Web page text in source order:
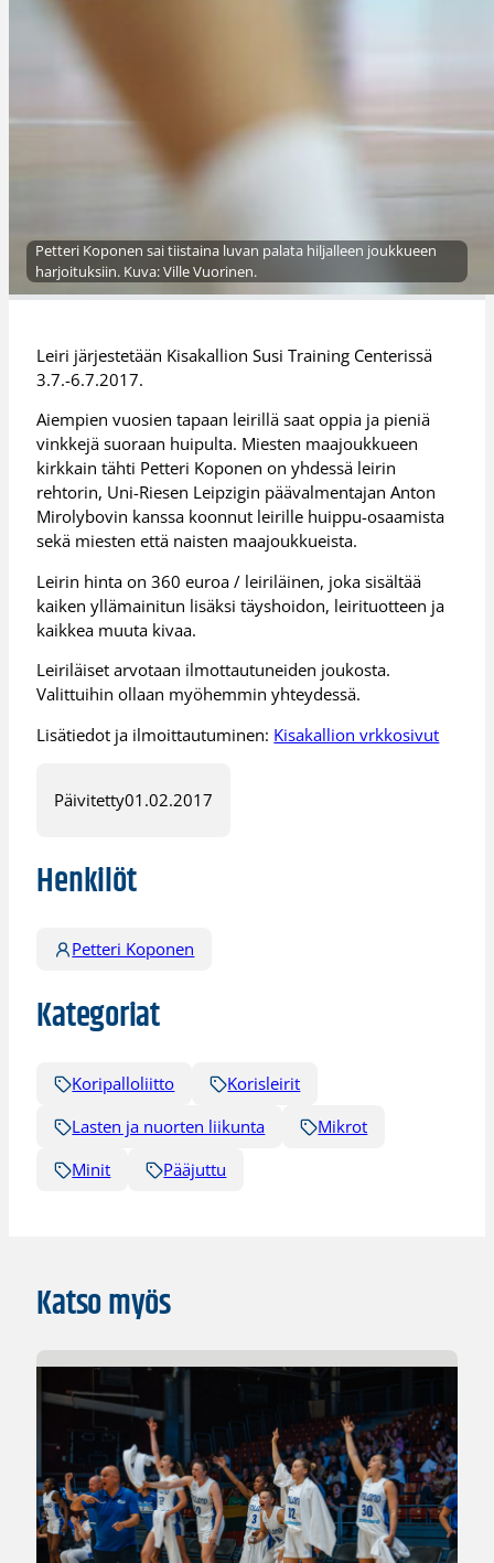
Petteri Koponen sai tiistaina luvan palata hiljalleen joukkueen
harjoituksiin. Kuva: Ville Vuorinen.
Leiri järjestetään Kisakallion Susi Training Centerissä
3.7.-6.7.2017.
Aiempien vuosien tapaan leirillä saat oppia ja pieniä
vinkkejä suoraan huipulta. Miesten maajoukkueen
kirkkain tähti Petteri Koponen on yhdessä leirin
rehtorin, Uni-Riesen Leipzigin päävalmentajan Anton
Mirolybovin kanssa koonnut leirille huippu-osaamista
sekä miesten että naisten maajoukkueista.
Leirin hinta on 360 euroa / leiriläinen, joka sisältää
kaiken yllämainitun lisäksi täyshoidon, leirituotteen ja
kaikkea muuta kivaa.
Leiriläiset arvotaan ilmottautuneiden joukosta.
Valittuihin ollaan myöhemmin yhteydessä.
Lisätiedot ja ilmoittautuminen: Kisakallion vrkkosivut
Päivitetty01.02.2017
Henkilöt
Petteri Koponen
Kategoriat
Koripalloliitto
Korisleirit
Lasten ja nuorten liikunta
Mikrot
Minit
Pääjuttu
Katso myös